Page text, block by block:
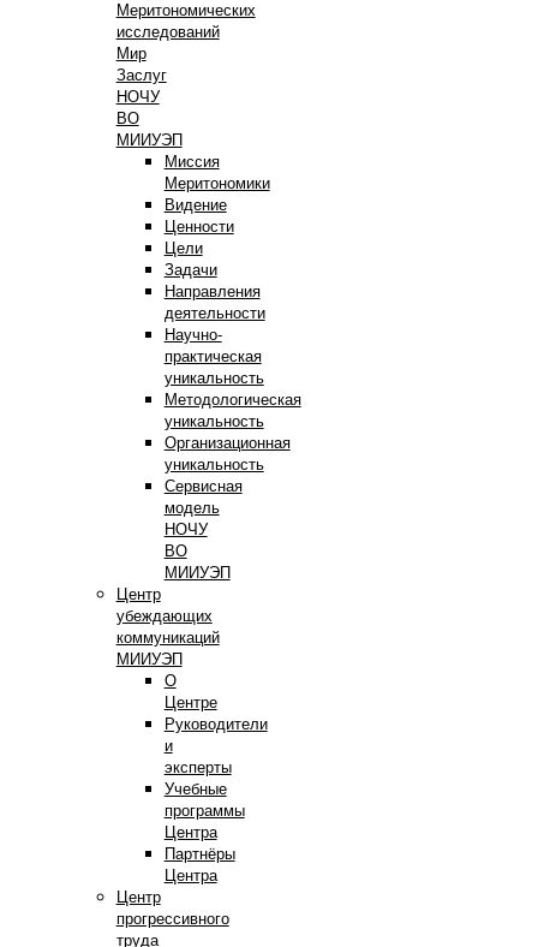
Меритономических
исследований
Мир
Заслуг
НОЧУ
ВО
МИИУЭП
Миссия
Меритономики
Видение
Ценности
Цели
Задачи
Направления
деятельности
Научно-
практическая
уникальность
Методологическая
уникальность
Организационная
уникальность
Сервисная
модель
НОЧУ
ВО
МИИУЭП
Центр
убеждающих
коммуникаций
МИИУЭП
О
Центре
Руководители
и
эксперты
Учебные
программы
Центра
Партнёры
Центра
Центр
прогрессивного
труда